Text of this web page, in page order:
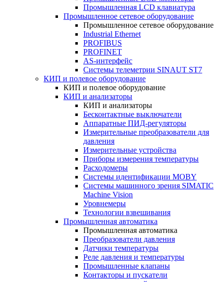
Промышленная LCD клавиатура
Промышленное сетевое оборудование
Промышленное сетевое оборудование
Industrial Ethernet
PROFIBUS
PROFINET
AS-интерфейс
Системы телеметрии SINAUT ST7
КИП и полевое оборудование
КИП и полевое оборудование
КИП и анализаторы
КИП и анализаторы
Бесконтактные выключатели
Аппаратные ПИД-регуляторы
Измерительные преобразователи для
давления
Измерительные устройства
Приборы измерения температуры
Расходомеры
Системы идентификации MOBY
Системы машинного зрения SIMATIC
Machine Vision
Уровнемеры
Технологии взвешивания
Промышленная автоматика
Промышленная автоматика
Преобразователи давления
Датчики температуры
Реле давления и температуры
Промышленные клапаны
Контакторы и пускатели